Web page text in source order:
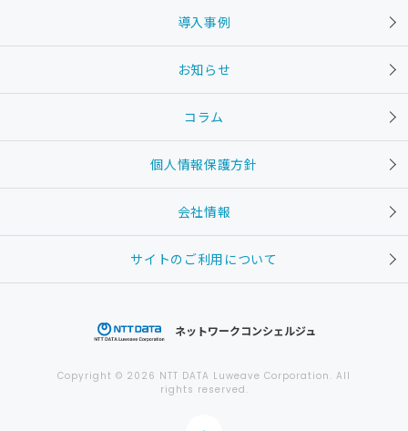
導入事例
お知らせ
コラム
個人情報保護方針
会社情報
サイトのご利用について
ネットワークコンシェルジュ
Copyright © 2026 NTT DATA Luweave Corporation. All
rights reserved.